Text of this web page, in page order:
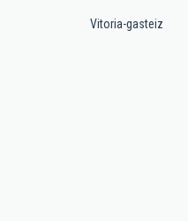
Vitoria-gasteiz